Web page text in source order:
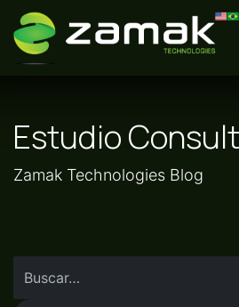
Ir al contenido
Estudio
Zamak Technologies Blog